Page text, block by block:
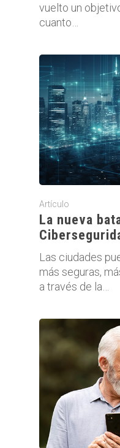
vuelto un
cuanto…
Artículo
La nueva
Las ciudades
más seguras,
a través de la…